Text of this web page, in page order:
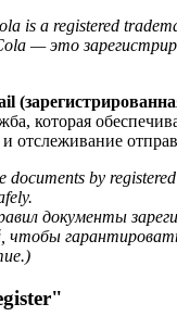
is a registered
— это
которая
и отслеживание
documents by
документы
чтобы